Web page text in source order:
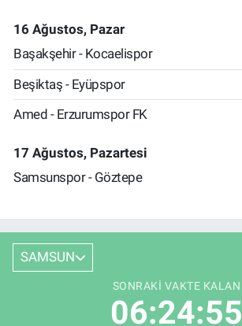
16 Ağustos, Pazar
Başakşehir - Kocaelispor
Beşiktaş - Eyüpspor
Amed - Erzurumspor FK
17 Ağustos, Pazartesi
Samsunspor - Göztepe
SAMSUN
SONRAKI VAKTE KALAN
06:24:54